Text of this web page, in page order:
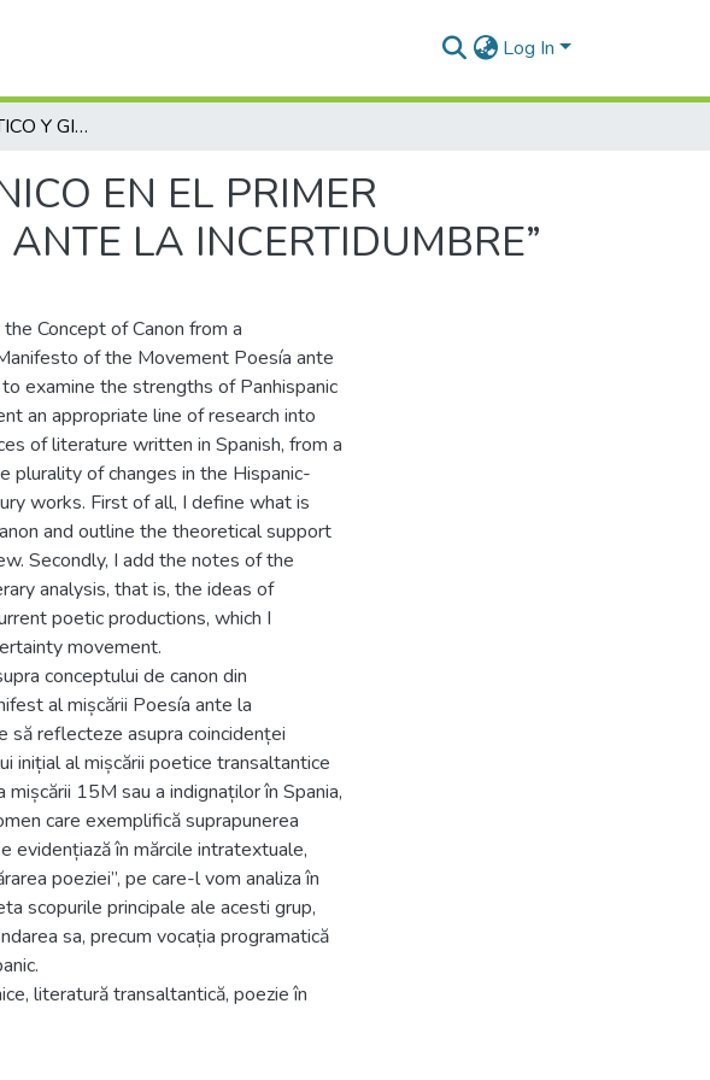
Log In
LENGUAJE POLÍTICO Y GIRO PANHISPÁNICO EN EL PRIMER MANIFIESTO DEL MOVIMIENTO “POESÍA ANTE LA INCERTIDUMBRE”
EN EL PRIMER
LA INCERTIDUMBRE”
Concept of Canon from a
of the Movement Poesía ante
examine the strengths of Panhispanic
an appropriate line of research into
of literature written in Spanish, from a
plurality of changes in the Hispanic-
works. First of all, I define what is
and outline the theoretical support
Secondly, I add the notes of the
analysis, that is, the ideas of
poetic productions, which I
movement.
conceptului de canon din
al mișcării Poesía ante la
să reflecteze asupra coincidenței
inițial al mișcării poetice transaltantice
15M sau a indignaților în Spania,
care exemplifică suprapunerea
evidențiază în mărcile intratextuale,
poeziei”, pe care-l vom analiza în
scopurile principale ale acesti grup,
sa, precum vocația programatică
literatură transaltantică, poezie în